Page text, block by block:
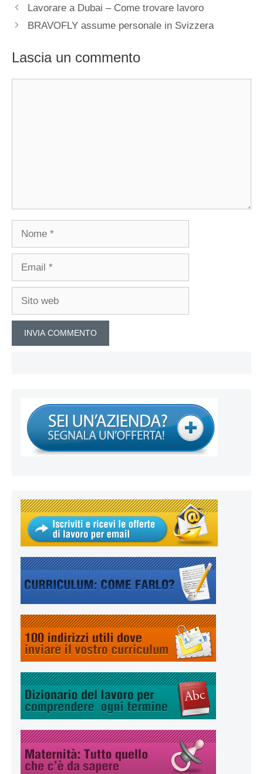
Lavorare a Dubai – Come trovare lavoro
BRAVOFLY assume personale in Svizzera
Lascia un commento
Nome
Email
Sito